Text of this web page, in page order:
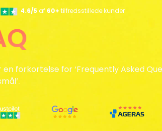
4.6/5 af 60+ tilfredsstillede kunder
en forkortelse for ‘Frequently Asked